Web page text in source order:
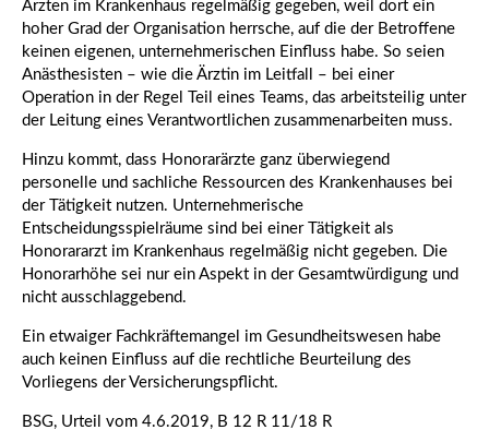
Ärzten im Krankenhaus regelmäßig gegeben, weil dort ein
hoher Grad der Organisation herrsche, auf die der Betroffene
keinen eigenen, unternehmerischen Einfluss habe. So seien
Anästhesisten – wie die Ärztin im Leitfall – bei einer
Operation in der Regel Teil eines Teams, das arbeitsteilig unter
der Leitung eines Verantwortlichen zusammenarbeiten muss.
Hinzu kommt, dass Honorarärzte ganz überwiegend
personelle und sachliche Ressourcen des Krankenhauses bei
der Tätigkeit nutzen. Unternehmerische
Entscheidungsspielräume sind bei einer Tätigkeit als
Honorararzt im Krankenhaus regelmäßig nicht gegeben. Die
Honorarhöhe sei nur ein Aspekt in der Gesamtwürdigung und
nicht ausschlaggebend.
Ein etwaiger Fachkräftemangel im Gesundheitswesen habe
auch keinen Einfluss auf die rechtliche Beurteilung des
Vorliegens der Versicherungspflicht.
BSG, Urteil vom 4.6.2019, B 12 R 11/18 R